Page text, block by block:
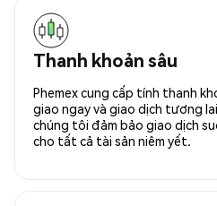
Thanh khoản sâu
Phemex cung cấp tính thanh
giao ngay và giao dịch tương
chúng tôi đảm bảo giao dịch
cho tất cả tài sản niêm yết.